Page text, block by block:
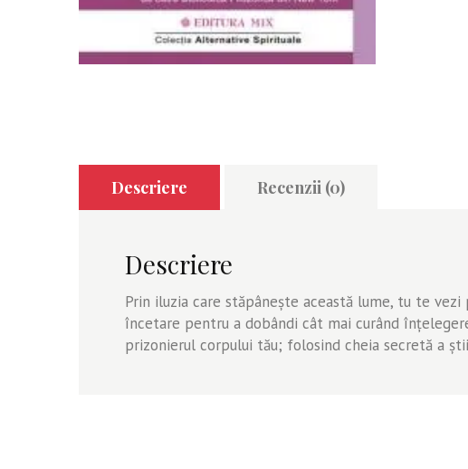
Descriere Recenzii (0)
Descriere
Prin iluzia care stăpâneşte această lume, tu te
încetare pentru a dobândi cât mai curând
prizonierul corpului tău; folosind cheia secretă a